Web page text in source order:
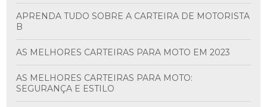
APRENDA TUDO SOBRE A CARTEIRA DE MOTORISTA
B
AS MELHORES CARTEIRAS PARA MOTO EM 2023
AS MELHORES CARTEIRAS PARA MOTO:
SEGURANÇA E ESTILO